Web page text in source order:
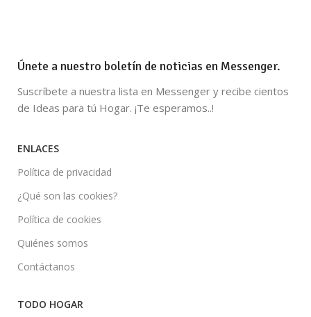
Únete a nuestro boletín de noticias en Messenger.
Suscríbete a nuestra lista en Messenger y recibe cientos
de Ideas para tú Hogar. ¡Te esperamos..!
ENLACES
Política de privacidad
¿Qué son las cookies?
Política de cookies
Quiénes somos
Contáctanos
TODO HOGAR